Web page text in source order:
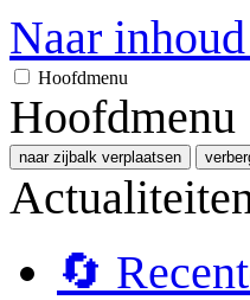
Naar
Hoofdmenu
Hoofdmenu
naar zijbalk verplaatsen
🔄